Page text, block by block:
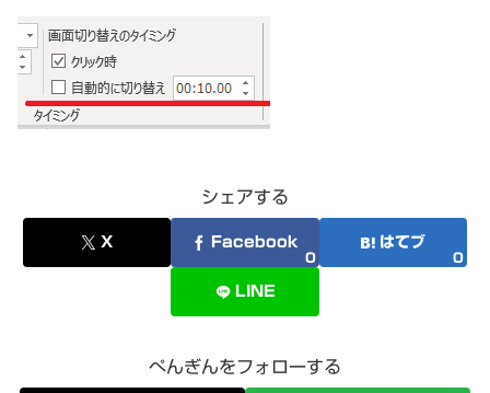
シェアする
X Facebook
0
はてブ
0
LINE
ぺんぎんをフォローする